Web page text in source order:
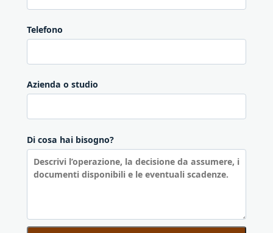
Telefono
Azienda o studio
Di cosa hai bisogno?